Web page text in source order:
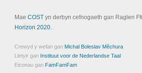
Mae COSTyn derbyn cefnogaeth gan Raglen
Horizon 2020.
Crewyd y wefan gan Michal Boleslav Měchura
Lletyir gan Instituut voor de Nederlandse Taal
Eiconau gan FamFamFam